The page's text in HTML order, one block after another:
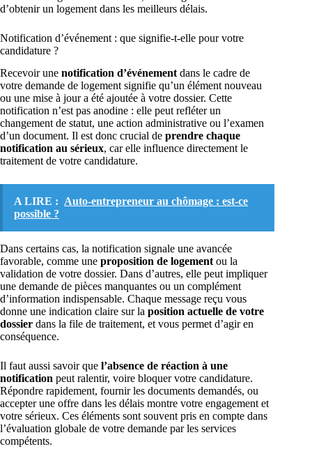
d’obtenir un logement dans les meilleurs délais.
Notification d’événement : que signifie-t-elle pour votre
candidature ?
Recevoir une notification d’événementdans le cadre de
votre demande de logement signifie qu’un élément nouveau
ou une mise à jour a été ajoutée à votre dossier. Cette
notification n’est pas anodine : elle peut refléter un
changement de statut, une action administrative ou l’examen
d’un document. Il est donc crucial de prendre chaque
notification au sérieux, car elle influence directement le
traitement de votre candidature.
A LIRE : Auto-entrepreneur au chômage : est-ce
possible ?
Dans certains cas, la notification signale une avancée
favorable, comme une proposition de logementou la
validation de votre dossier. Dans d’autres, elle peut impliquer
une demande de pièces manquantes ou un complément
d’information indispensable. Chaque message reçu vous
donne une indication claire sur la position actuelle de votre
dossier dans la file de traitement, et vous permet d’agir en
conséquence.
Il faut aussi savoir que l’absence de réaction à une
notification peut ralentir, voire bloquer votre candidature.
Répondre rapidement, fournir les documents demandés, ou
accepter une offre dans les délais montre votre engagement et
votre sérieux. Ces éléments sont souvent pris en compte dans
l’évaluation globale de votre demande par les services
compétents.